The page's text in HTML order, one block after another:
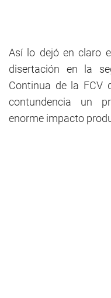
Así lo dejó en claro
disertación en la
Continua de la FCV
contundencia un
enorme impacto